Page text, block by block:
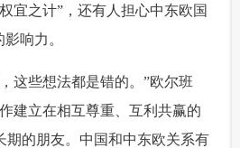
宜之计”，还有人担心中东欧国
响力。
些想法都是错的。”欧尔班
建立在相互尊重、互利共赢的
期的朋友。中国和中东欧关系有